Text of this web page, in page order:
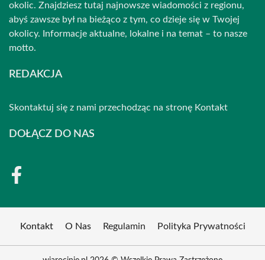
okolic. Znajdziesz tutaj najnowsze wiadomości z regionu,
abyś zawsze był na bieżąco z tym, co dzieje się w Twojej
okolicy. Informacje aktualne, lokalne i na temat – to nasze
motto.
REDAKCJA
Skontaktuj się z nami przechodząc na stronę Kontakt
DOŁĄCZ DO NAS
Kontakt O Nas Regulamin Polityka Prywatności